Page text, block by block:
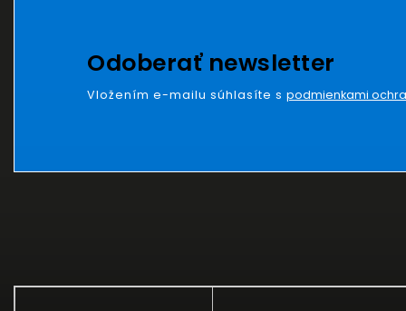
Odoberať newsletter
Vložením e-mailu súhlasíte s podmienkami